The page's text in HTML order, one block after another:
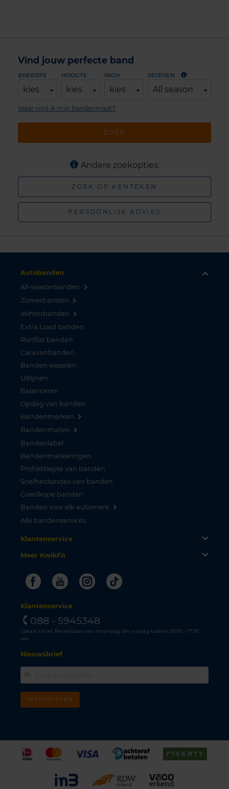
Vind jouw perfecte band
BREEDTE
kies
HOOGTE
kies
INCH
kies
SEIZOEN
All season
ZOEK
Waar vind ik mijn bandenmaat?
Andere zoekopties:
ZOEK OP KENTEKEN
PERSOONLIJK ADVIES
Autobanden
All-seasonbanden
Zomerbanden
Winterbanden
Extra Load banden
Runflat banden
Caravanbanden
Banden wisselen
Uitlijnen
Balanceren
Opslag van banden
Bandenmerken
Bandenmaten
Bandenlabel
Bandenmarkeringen
Profieldiepte van banden
Snelheidsindex van banden
Goedkope banden
Banden voor elk automerk
Alle bandenservices
Klantenservice
Meer KwikFit
FacebookYoutubeInstagram
Tiktok
Klantenservice
088 - 5945348
Lokaal tarief. Bereikbaar van maandag t/m vrijdag tussen 08.00 - 17.30
uur.
Nieuwsbrief
INSCHRIJVEN